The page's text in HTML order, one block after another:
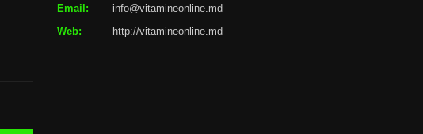
Email:
info@vitamineonline.md
Web:
http://vitamineonline.md